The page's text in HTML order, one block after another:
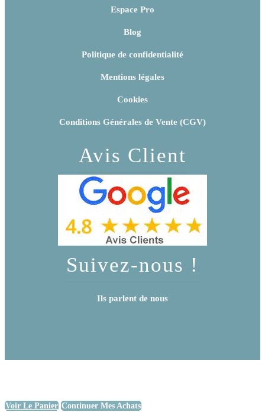
Espace Pro
Blog
Politique de confidentialité
Mentions légales
Cookies
Conditions Générales de Vente (CGV)
Avis Client
Suivez-nous !
Ils parlent de nous
Voir Le Panier Continuer Mes Achats